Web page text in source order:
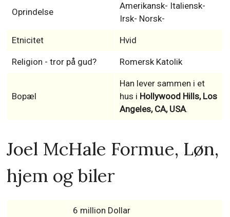
Oprindelse
Amerikansk- Italiensk-
Irsk- Norsk-
Etnicitet Hvid
Religion - tror på gud? Romersk Katolik
Bopæl
Han lever sammen i et
hus i Hollywood Hills, Los
Angeles, CA, USA.
Joel McHale Formue, Løn,
hjem og biler
6 million Dollar